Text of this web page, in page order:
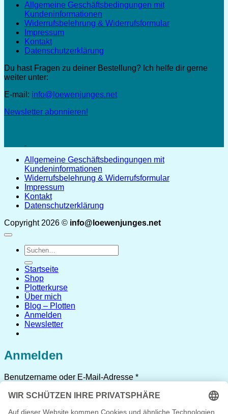
Allgemeine Geschäftsbedingungen mit
Kundeninformationen
Widerrufsbelehrung & Widerrufsformular
Impressum
Kontakt
Datenschutzerklärung
Du hast Fragen zu deiner Bestellung? Ich helfe dir gerne
weiter unter:
E-mail: info@loewenjunges.net
Newsletter abonnieren!
Allgemeine Geschäftsbedingungen mit
Kundeninformationen
Widerrufsbelehrung & Widerrufsformular
Impressum
Kontakt
Datenschutzerklärung
Copyright 2026 © info@loewenjunges.net
Suchen
nach:
Startseite
Shop
Plotterkurse
Über mich
Blog – Plotten
Anmelden
Newsletter
Anmelden
Benutzername oder E-Mail-Adresse *Erforderlich